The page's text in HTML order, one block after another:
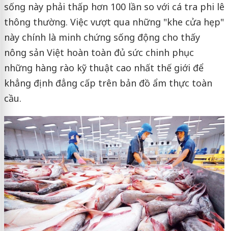
sống này phải thấp hơn 100 lần so với cá tra phi lê
thông thường. Việc vượt qua những "khe cửa hẹp"
này chính là minh chứng sống động cho thấy
nông sản Việt hoàn toàn đủ sức chinh phục
những hàng rào kỹ thuật cao nhất thế giới để
khẳng định đẳng cấp trên bản đồ ẩm thực toàn
cầu.